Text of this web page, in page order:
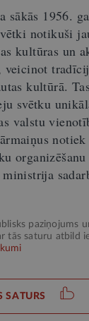
sākās 1956.
notikuši
kultūras un
veicinot
kultūrā.
svētku
valstu
organizēšanu
paziņojums
tās saturu atbild
SATURS